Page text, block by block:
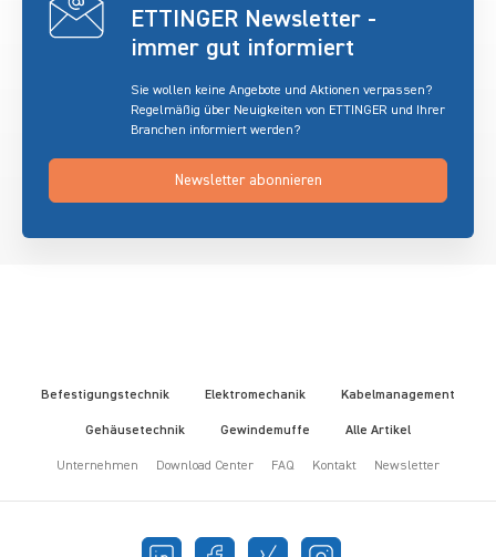
ETTINGER Newsletter -
immer gut informiert
Sie wollen keine Angebote und Aktionen verpassen?
Regelmäßig über Neuigkeiten von ETTINGER und Ihrer
Branchen informiert werden?
Newsletter abonnieren
Befestigungstechnik Elektromechanik Kabelmanagement
Gehäusetechnik Gewindemuffe Alle Artikel
Unternehmen Download Center FAQ Kontakt Newsletter